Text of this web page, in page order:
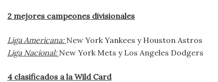
2 mejores campeones divisionales
Liga Americana: New York Yankees y Houston Astros
Liga Nacional: New York Mets y Los Angeles Dodgers
4 clasificados a la Wild Card